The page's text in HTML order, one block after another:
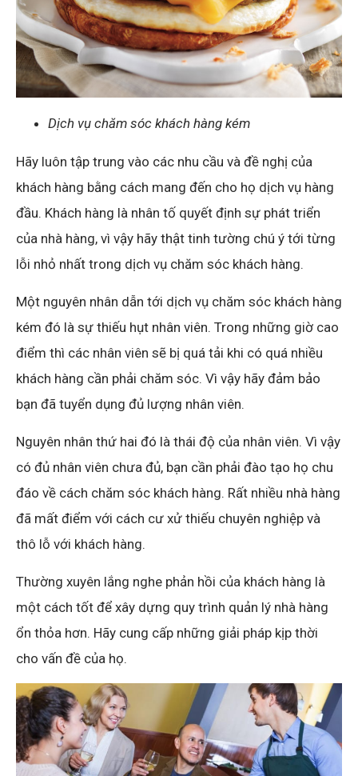
Dịch vụ chăm sóc khách hàng kém
Hãy luôn tập trung vào các nhu cầu và đề nghị của
khách hàng bằng cách mang đến cho họ dịch vụ hàng
đầu. Khách hàng là nhân tố quyết định sự phát triển
của nhà hàng, vì vậy hãy thật tinh tường chú ý tới từng
lỗi nhỏ nhất trong dịch vụ chăm sóc khách hàng.
Một nguyên nhân dẫn tới dịch vụ chăm sóc khách hàng
kém đó là sự thiếu hụt nhân viên. Trong những giờ cao
điểm thì các nhân viên sẽ bị quá tải khi có quá nhiều
khách hàng cần phải chăm sóc. Vì vậy hãy đảm bảo
bạn đã tuyển dụng đủ lượng nhân viên.
Nguyên nhân thứ hai đó là thái độ của nhân viên. Vì vậy
có đủ nhân viên chưa đủ, bạn cần phải đào tạo họ chu
đáo về cách chăm sóc khách hàng. Rất nhiều nhà hàng
đã mất điểm với cách cư xử thiếu chuyên nghiệp và
thô lỗ với khách hàng.
Thường xuyên lắng nghe phản hồi của khách hàng là
một cách tốt để xây dựng quy trình quản lý nhà hàng
ổn thỏa hơn. Hãy cung cấp những giải pháp kịp thời
cho vấn đề của họ.